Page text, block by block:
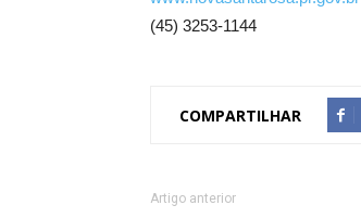
(45) 3253-1144
COMPARTILHAR
Artigo anterior